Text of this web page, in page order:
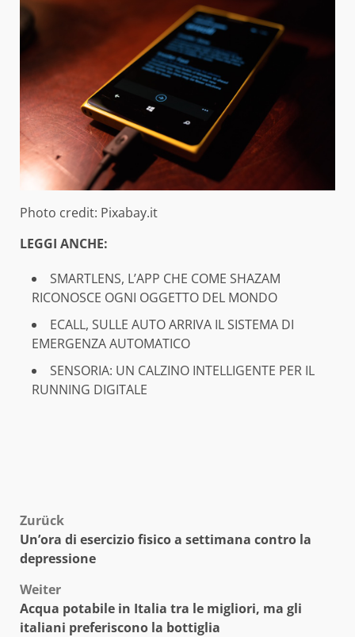
Photo credit: Pixabay.it
LEGGI ANCHE:
SMARTLENS, L’APP CHE COME SHAZAM
RICONOSCE OGNI OGGETTO DEL MONDO
ECALL, SULLE AUTO ARRIVA IL SISTEMA DI
EMERGENZA AUTOMATICO
SENSORIA: UN CALZINO INTELLIGENTE PER IL
RUNNING DIGITALE
Beitragsnavigation
Zurück
Un’ora di esercizio fisico a settimana contro la
depressione
Weiter
Acqua potabile in Italia tra le migliori, ma gli
italiani preferiscono la bottiglia